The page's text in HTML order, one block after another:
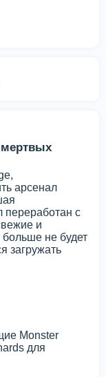
мертвых
арсенал
переработан с
и
не будет
загружать
Monster
для